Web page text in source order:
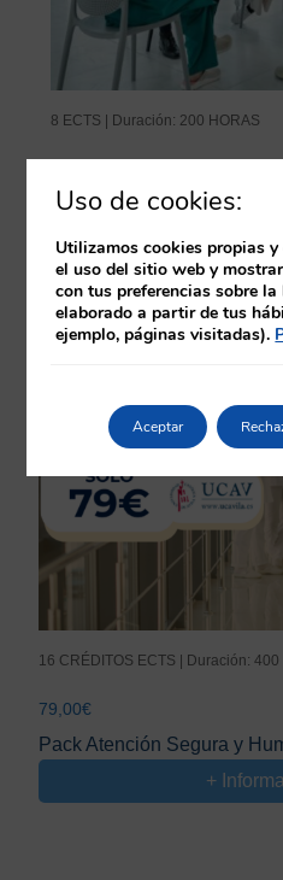
8 ECTS | Duración: 200 HORAS
precio
era:
80,00€.
precio
es:
55,00€.
Educación Sanitaria y
+
16 CRÉDITOS ECTS | Duración: 400
79,00€
Pack Atención Segura y
+
Uso de cookies:
Utilizamos cookies propias
el uso del sitio web y
con tus preferencias sobre
elaborado a partir de tus
ejemplo, páginas visitadas).
Aceptar